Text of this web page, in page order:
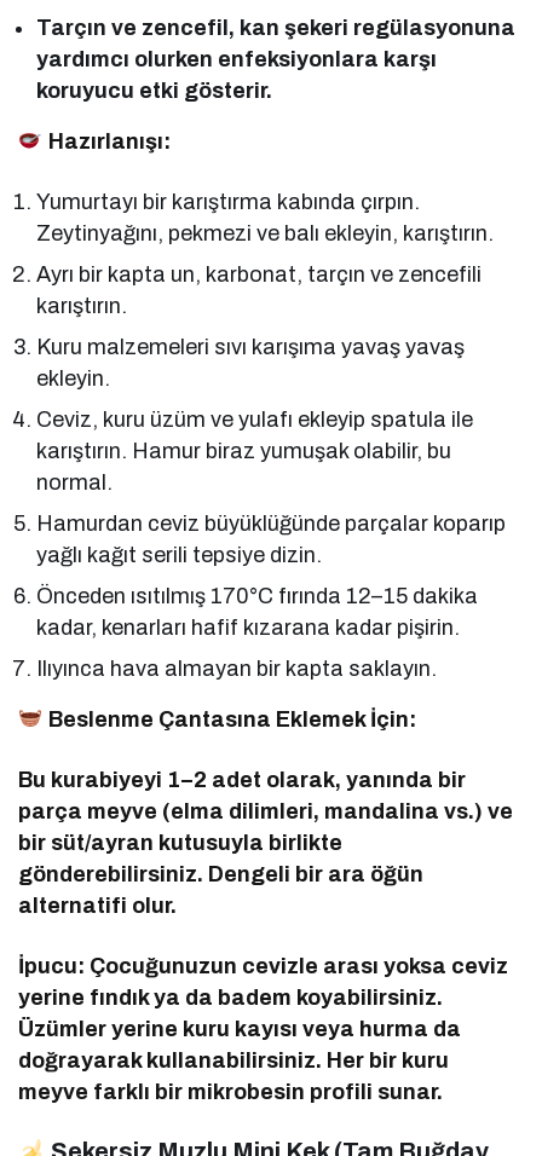
Tarçın ve zencefil, kan şekeri regülasyonuna
yardımcı olurken enfeksiyonlara karşı
koruyucu etki gösterir.
Hazırlanışı:
Yumurtayı bir karıştırma kabında çırpın.
Zeytinyağını, pekmezi ve balı ekleyin, karıştırın.
Ayrı bir kapta un, karbonat, tarçın ve zencefili
karıştırın.
Kuru malzemeleri sıvı karışıma yavaş yavaş
ekleyin.
Ceviz, kuru üzüm ve yulafı ekleyip spatula ile
karıştırın. Hamur biraz yumuşak olabilir, bu
normal.
Hamurdan ceviz büyüklüğünde parçalar koparıp
yağlı kağıt serili tepsiye dizin.
Önceden ısıtılmış 170°C fırında 12–15 dakika
kadar, kenarları hafif kızarana kadar pişirin.
Ilıyınca hava almayan bir kapta saklayın.
Beslenme Çantasına Eklemek İçin:
Bu kurabiyeyi 1–2 adet olarak, yanında bir
parça meyve (elma dilimleri, mandalina vs.) ve
bir süt/ayran kutusuyla birlikte
gönderebilirsiniz. Dengeli bir ara öğün
alternatifi olur.
İpucu: Çocuğunuzun cevizle arası yoksa ceviz
yerine fındık ya da badem koyabilirsiniz.
Üzümler yerine kuru kayısı veya hurma da
doğrayarak kullanabilirsiniz. Her bir kuru
meyve farklı bir mikrobesin profili sunar.